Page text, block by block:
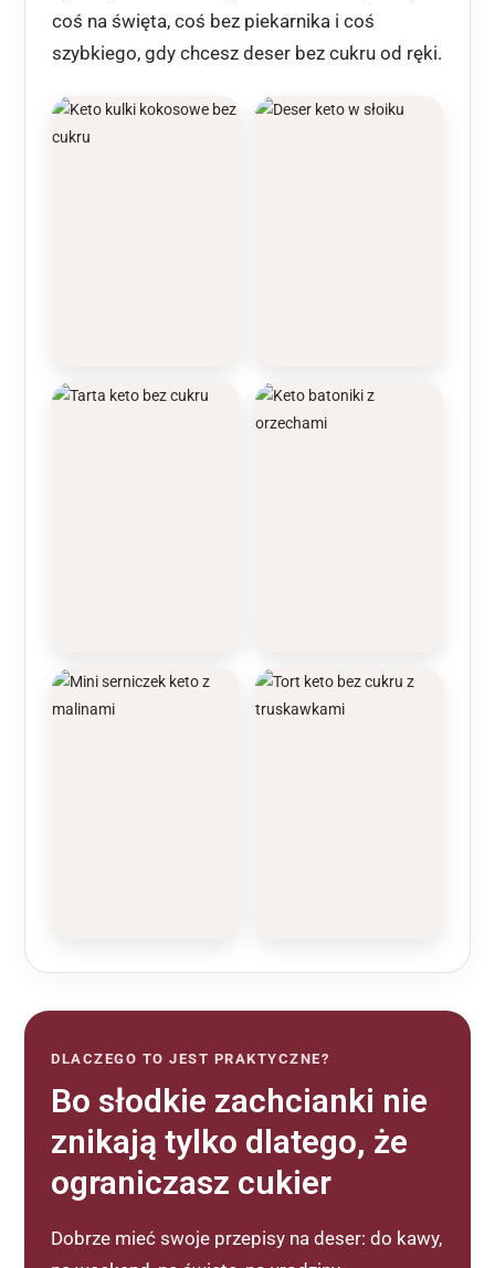
coś na święta, coś bez piekarnika i coś
szybkiego, gdy chcesz deser bez cukru od ręki.
DLACZEGO TO JEST PRAKTYCZNE?
Bo słodkie zachcianki nie
znikają tylko dlatego, że
ograniczasz cukier
Dobrze mieć swoje przepisy na deser: do kawy,